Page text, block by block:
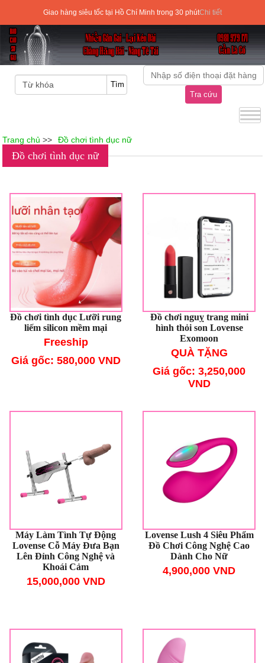
Giao hàng siêu tốc tại Hồ Chí Minh trong 30 phútChi tiết
Tra cứu
Trang chủ >> Đồ chơi tình dục nữ
Đồ chơi tình dục nữ
Đồ chơi tình dục Lưỡi rung
liếm silicon mềm mại
Freeship
Giá gốc: 580,000 VND
Đồ chơi nguỵ trang mini
hình thỏi son Lovense
Exomoon
QUÀ TẶNG
Giá gốc: 3,250,000
VND
Máy Làm Tình Tự Động
Lovense Cỗ Máy Đưa Bạn
Lên Đỉnh Công Nghệ và
Khoái Cảm
15,000,000 VND
Lovense Lush 4 Siêu Phẩm
Đồ Chơi Công Nghệ Cao
Dành Cho Nữ
4,900,000 VND